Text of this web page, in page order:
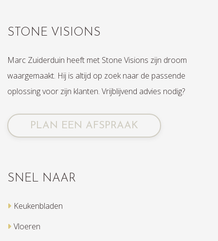
STONE VISIONS
Marc Zuiderduin heeft met Stone Visions zijn droom
waargemaakt. Hij is altijd op zoek naar de passende
oplossing voor zijn klanten. Vrijblijvend advies nodig?
PLAN EEN AFSPRAAK
SNEL NAAR
Keukenbladen
Vloeren